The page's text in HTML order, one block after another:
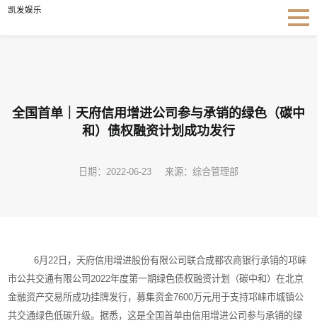
全国首单｜天府信用增进公司参与承销的绿色（碳中和）债权融资计划成功发行-凯发
凯发娱乐
全国首单｜天府信用增进公司参与承销的绿色（碳中
和）债权融资计划成功发行
日期：2022-06-23 来源：综合管理部
6月22 日，天府信用增进股份有限公司联合成都农商银行承销的邛崃
市公共交通有限公司2022年度第一期绿色债权融资计划（碳中和）在北京
金融资产交易所成功挂牌发行，募集资金7600万元用于支持邛崃市城镇公
共交通绿色低碳升级。据悉，这是全国首单由信用增进公司参与承销的绿